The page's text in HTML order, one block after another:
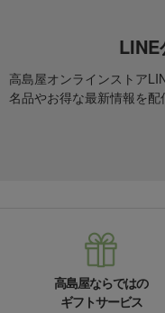
LINE
高島屋オンラインストア
名品やお得な最新情報を配
高島屋ならではの
ギフトサービス